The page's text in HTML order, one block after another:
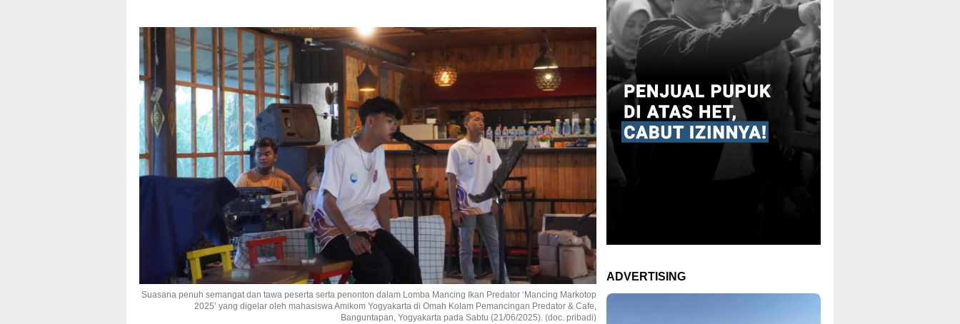
Suasana penuh semangat dan tawa peserta serta penonton dalam Lomba Mancing Ikan Predator ‘Mancing Markotop
2025’ yang digelar oleh mahasiswa Amikom Yogyakarta di Omah Kolam Pemancingan Predator & Cafe,
Banguntapan, Yogyakarta pada Sabtu (21/06/2025). (doc. pribadi)
ADVERTISING